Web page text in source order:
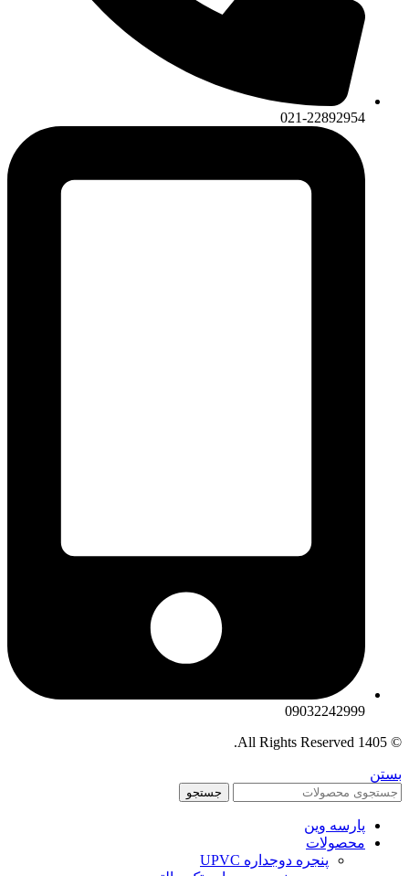
021-22892954
09032242999
© 1405 All Rights Reserved.
بستن
جستجو
پارسه وین
محصولات
پنجره دوجداره UPVC